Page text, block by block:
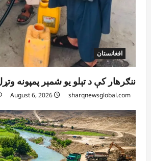
افغانستان
ننګرهار کې د تېلو یو شمېر پمپونه
sharqnewsglobal.com